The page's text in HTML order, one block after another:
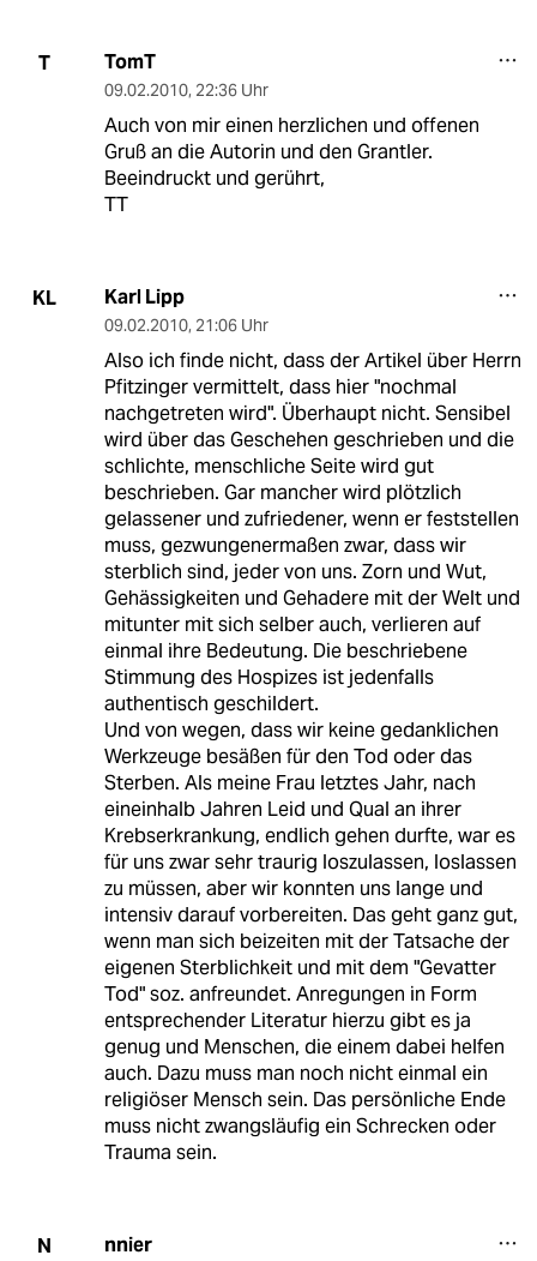
T TomT
09.02.2010, 22:36 Uhr
Auch von mir einen herzlichen und offenen
Gruß an die Autorin und den Grantler.
Beeindruckt und gerührt,
TT
KL Karl Lipp
09.02.2010, 21:06 Uhr
Also ich finde nicht, dass der Artikel über Herrn
Pfitzinger vermittelt, dass hier "nochmal
nachgetreten wird". Überhaupt nicht. Sensibel
wird über das Geschehen geschrieben und die
schlichte, menschliche Seite wird gut
beschrieben. Gar mancher wird plötzlich
gelassener und zufriedener, wenn er feststellen
muss, gezwungenermaßen zwar, dass wir
sterblich sind, jeder von uns. Zorn und Wut,
Gehässigkeiten und Gehadere mit der Welt und
mitunter mit sich selber auch, verlieren auf
einmal ihre Bedeutung. Die beschriebene
Stimmung des Hospizes ist jedenfalls
authentisch geschildert.
Und von wegen, dass wir keine gedanklichen
Werkzeuge besäßen für den Tod oder das
Sterben. Als meine Frau letztes Jahr, nach
eineinhalb Jahren Leid und Qual an ihrer
Krebserkrankung, endlich gehen durfte, war es
für uns zwar sehr traurig loszulassen, loslassen
zu müssen, aber wir konnten uns lange und
intensiv darauf vorbereiten. Das geht ganz gut,
wenn man sich beizeiten mit der Tatsache der
eigenen Sterblichkeit und mit dem "Gevatter
Tod" soz. anfreundet. Anregungen in Form
entsprechender Literatur hierzu gibt es ja
genug und Menschen, die einem dabei helfen
auch. Dazu muss man noch nicht einmal ein
religiöser Mensch sein. Das persönliche Ende
muss nicht zwangsläufig ein Schrecken oder
Trauma sein.
N nnier